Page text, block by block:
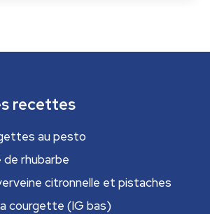
recettes
au pesto
rhubarbe
citronnelle et pistaches
courgette (IG bas)